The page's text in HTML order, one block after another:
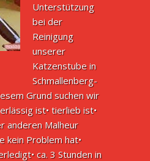
Unterstützung
bei der
Reinigung
unserer
Katzenstube in
Schmallenberg-
Grund suchen wir
ist• tierlieb ist•
anderen Malheur
kein Problem hat•
ca. 3 Stunden in